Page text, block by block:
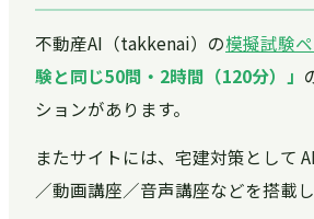
不動産AI（takkenai）の模擬試験
験と同じ50問・2時間（120分）」
ションがあります。
またサイトには、宅建対策として
／動画講座／音声講座などを搭載し